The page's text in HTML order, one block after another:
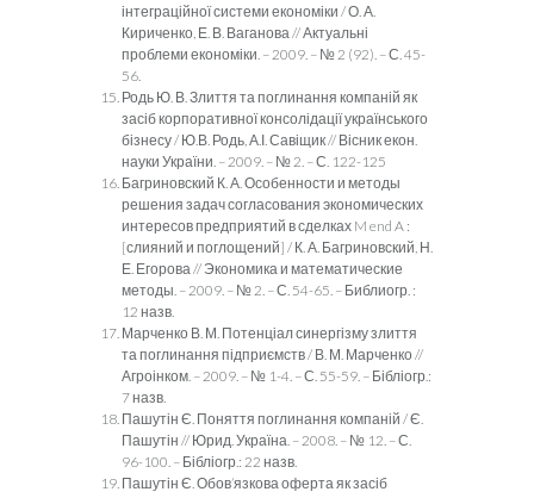
інтеграційної системи економіки / О. А.
Кириченко, Е. В. Ваганова // Актуальні
проблеми економіки. – 2009. – № 2 (92). – С. 45-
56.
Родь Ю. В. Злиття та поглинання компаній як
засіб корпоративної консолідації українського
бізнесу / Ю.В. Родь, А.І. Савіщик // Вісник екон.
науки України. – 2009. – № 2. – С. 122-125
Багриновский К. А. Особенности и методы
решения задач согласования экономических
интересов предприятий в сделках M end A :
[слияний и поглощений] / К. А. Багриновский, Н.
Е. Егорова // Экономика и математические
методы. – 2009. – № 2. – С. 54-65. – Библиогр. :
12 назв.
Марченко В. М. Потенціал синергізму злиття
та поглинання підприємств / В. М. Марченко //
Агроінком. – 2009. – № 1-4. – С. 55-59. – Бібліогр.:
7 назв.
Пашутін Є. Поняття поглинання компаній / Є.
Пашутін // Юрид. Україна. – 2008. – № 12. – С.
96-100. – Бібліогр.: 22 назв.
Пашутін Є. Обов’язкова оферта як засіб